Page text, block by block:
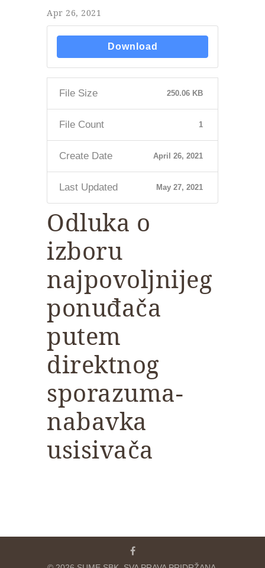
Apr 26, 2021
Download
File Size 250.06 KB
File Count 1
Create Date April 26, 2021
Last Updated May 27, 2021
Odluka o
izboru
najpovoljnijeg
ponuđača
putem
direktnog
sporazuma-
nabavka
usisivača